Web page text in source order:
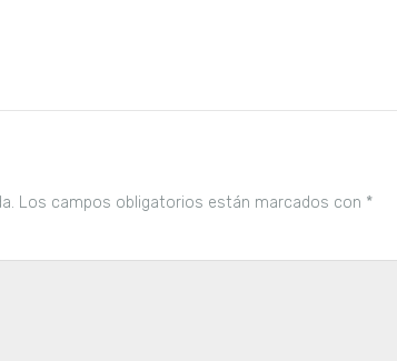
Los campos obligatorios están marcados con *